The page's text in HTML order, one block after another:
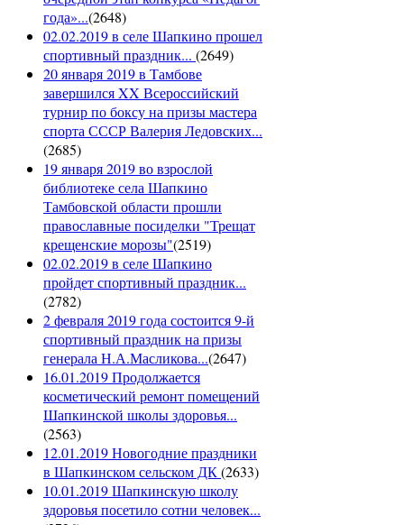
года»...(2648)
02.02.2019 в селе Шапкино прошел
спортивный праздник... (2649)
20 января 2019 в Тамбове
завершился XX Всероссийский
турнир по боксу на призы мастера
спорта СССР Валерия Ледовских...
(2685)
19 января 2019 во взрослой
библиотеке села Шапкино
Тамбовской области прошли
православные посиделки "Трещат
крещенские морозы"(2519)
02.02.2019 в селе Шапкино
пройдет спортивный праздник...
(2782)
2 февраля 2019 года состоится 9-й
спортивный праздник на призы
генерала Н.А.Масликова...(2647)
16.01.2019 Продолжается
косметический ремонт помещений
Шапкинской школы здоровья...
(2563)
12.01.2019 Новогодние праздники
в Шапкинском сельском ДК(2633)
10.01.2019 Шапкинскую школу
здоровья посетило сотни человек...